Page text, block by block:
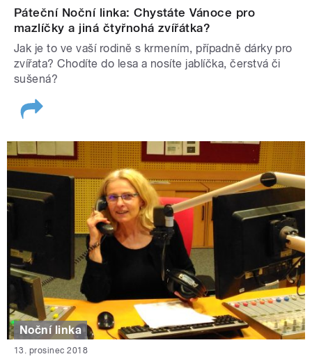
Páteční Noční linka: Chystáte Vánoce pro
mazlíčky a jiná čtyřnohá zvířátka?
Jak je to ve vaší rodině s krmením, případně dárky pro
zvířata? Chodíte do lesa a nosíte jablíčka, čerstvá či
sušená?
Noční linka
13. prosinec 2018